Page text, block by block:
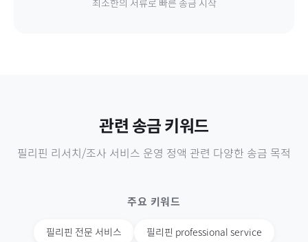
최소한의 서류로 빠른 송금 시작
관련 송금 키워드
필리핀 리서치/조사 서비스 운영 정액 관련 다양한 송금 목적
주요 키워드
필리핀 전문 서비스 필리핀 professional service